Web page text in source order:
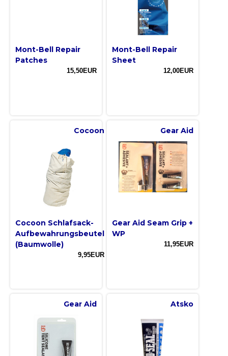
Mont-Bell Repair
Patches
15,50EUR
Mont-Bell Repair
Sheet
12,00EUR
Cocoon
Cocoon Schlafsack-
Aufbewahrungsbeutel
(Baumwolle)
9,95EUR
Gear Aid
Gear Aid Seam Grip +
WP
11,95EUR
Gear Aid Atsko